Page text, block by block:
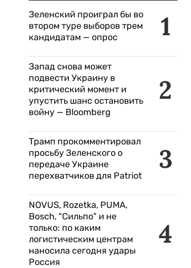
1
Зеленский проиграл бы во
втором туре выборов трем
кандидатам — опрос
2
Запад снова может
подвести Украину в
критический момент и
упустить шанс остановить
войну — Bloomberg
3
Трамп прокомментировал
просьбу Зеленского о
передаче Украине
перехватчиков для Patriot
4
NOVUS, Rozetka, PUMA,
Bosch, "Сильпо" и не
только: по каким
логистическим центрам
наносила сегодня удары
Россия